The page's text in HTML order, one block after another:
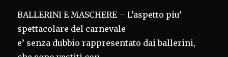
BALLERINI E MASCHERE – L’aspetto piu’
spettacolare del carnevale
e’ senza dubbio rappresentato dai ballerini,